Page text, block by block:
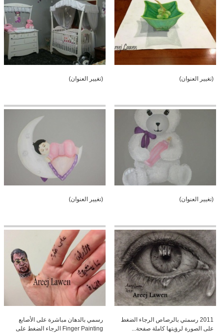
(تغيير العنوان) (تغيير العنوان)
(تغيير العنوان) (تغيير العنوان)
2011 رسمتي بالرصاص الرجاء الضغط
على الصورة لرؤيتها كاملة صفحة...
رسمي بالدهان مباشرة على الأصابع
Finger Painting الرجاء الضغط على